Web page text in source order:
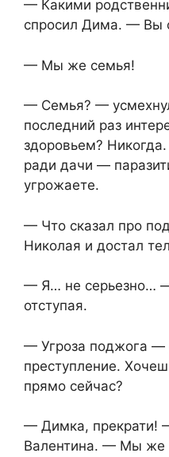
— Какими
спросил Дима. — Вы
— Мы же семья!
— Семья? —
последний раз
здоровьем?
ради дачи —
угрожаете.
— Что сказал про
Николая и достал
— Я… не серьезно…
отступая.
— Угроза поджога —
преступление.
прямо сейчас?
— Димка, прекрати!
Валентина. — Мы же